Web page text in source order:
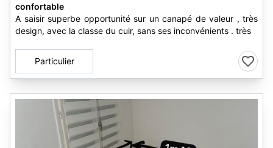
confortable
A saisir superbe opportunité sur un canapé de valeur , très
design, avec la classe du cuir, sans ses inconvénients . très
Particulier